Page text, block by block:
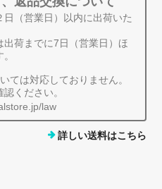
日（営業日）以内に出荷いた
出荷までに7日（営業日）ほ
ては対応しておりません。
ください。
law
詳しい送料はこちら